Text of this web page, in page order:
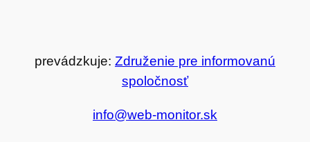
prevádzkuje: Združenie pre informovanú
spoločnosť
info@web-monitor.sk